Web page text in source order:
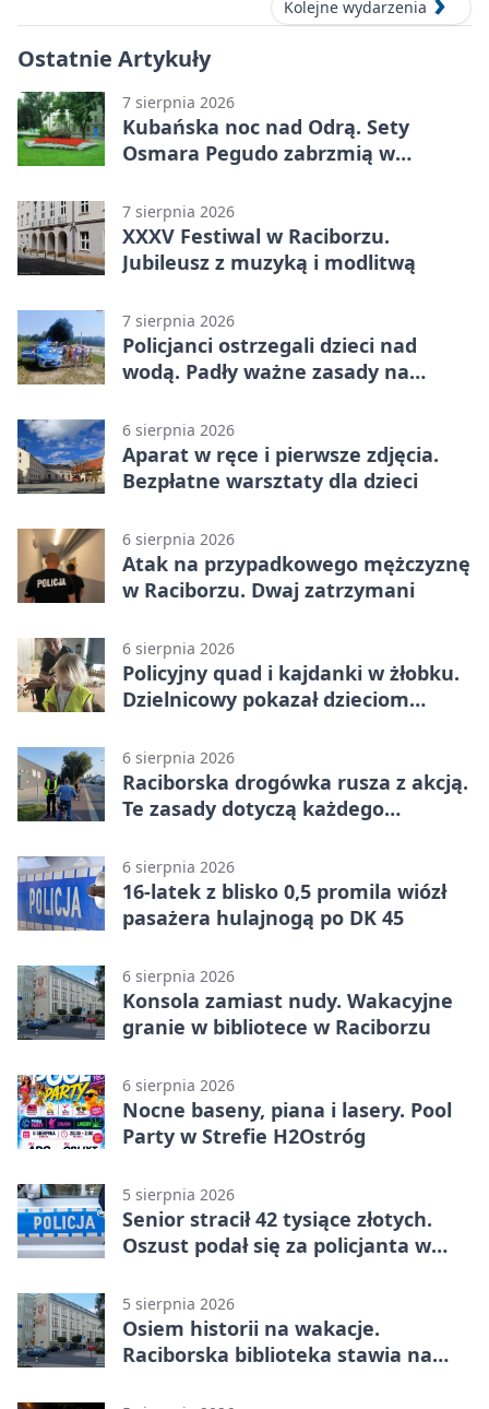
Kolejne wydarzenia
Ostatnie Artykuły
7 sierpnia 2026
Kubańska noc nad Odrą. Sety
Osmara Pegudo zabrzmią w
7 sierpnia 2026
XXXV Festiwal w Raciborzu.
Jubileusz z muzyką i modlitwą
7 sierpnia 2026
Policjanci ostrzegali dzieci nad
wodą. Padły ważne zasady na
6 sierpnia 2026
Aparat w ręce i pierwsze zdjęcia.
Bezpłatne warsztaty dla dzieci
6 sierpnia 2026
Atak na przypadkowego mężczyznę
w Raciborzu. Dwaj zatrzymani
6 sierpnia 2026
Policyjny quad i kajdanki w żłobku.
Dzielnicowy pokazał dzieciom
6 sierpnia 2026
Raciborska drogówka rusza z akcją.
Te zasady dotyczą każdego
6 sierpnia 2026
16-latek z blisko 0,5 promila wiózł
pasażera hulajnogą po DK 45
6 sierpnia 2026
Konsola zamiast nudy. Wakacyjne
granie w bibliotece w Raciborzu
6 sierpnia 2026
Nocne baseny, piana i lasery. Pool
Party w Strefie H2Ostróg
5 sierpnia 2026
Senior stracił 42 tysiące złotych.
Oszust podał się za policjanta w
5 sierpnia 2026
Osiem historii na wakacje.
Raciborska biblioteka stawia na